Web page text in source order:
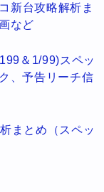
新台攻略解析ま
など
＆1/99)スペッ
、予告リーチ信
まとめ（スペッ